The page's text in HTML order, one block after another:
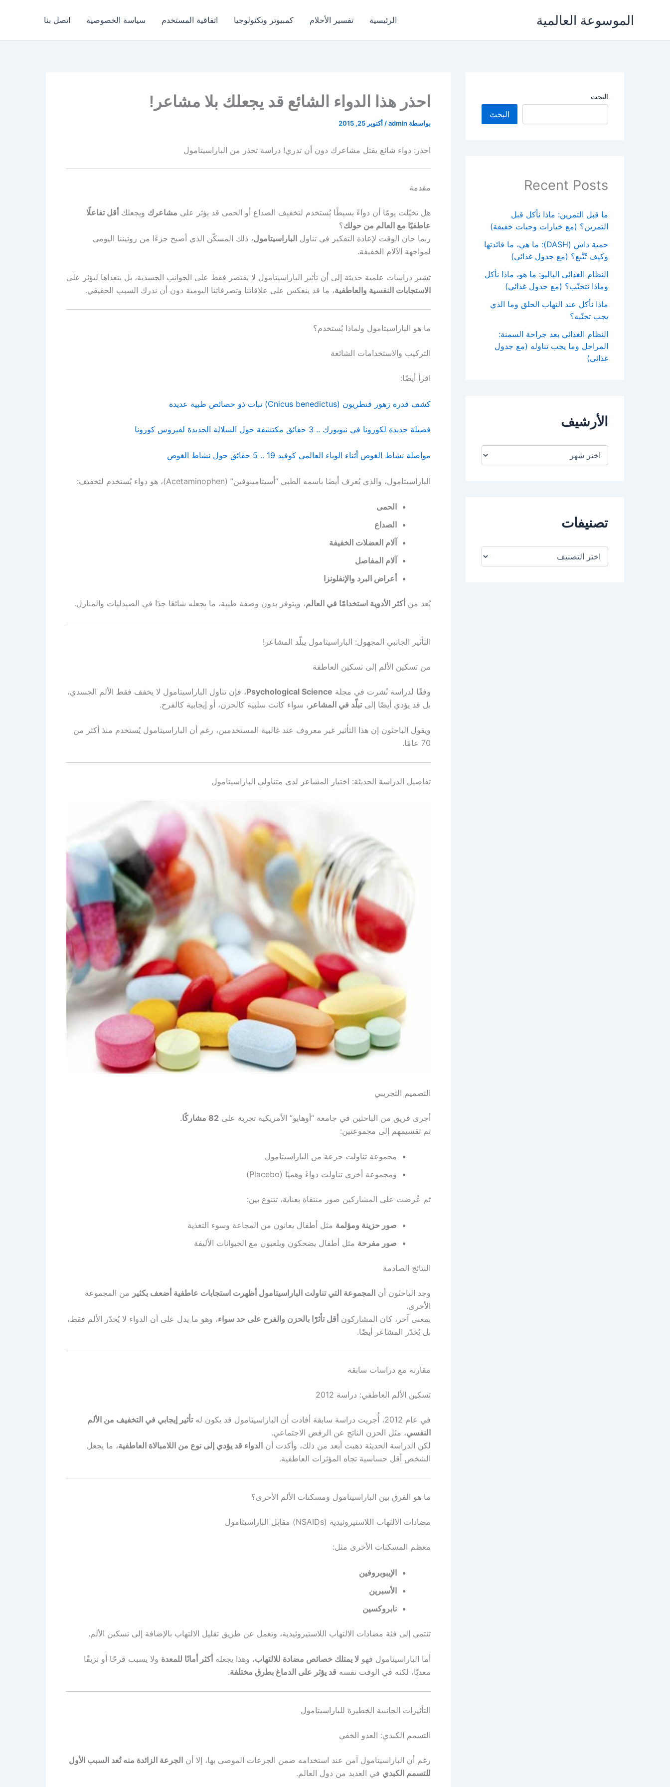
الموسوعة العالمية الرئيسية تفسير الأحلام كمبيوتر وتكنولوجيا اتفاقية المستخدم سياسة الخصوصية اتصل بنا
البحث
البحث
Recent Posts
ما قبل التمرين: ماذا نأكل قبل
التمرين؟ (مع خيارات وجبات خفيفة)
حمية داش (DASH): ما هي، ما فائدتها
وكيف تُتَّبع؟ (مع جدول غذائي)
النظام الغذائي الباليو: ما هو، ماذا نأكل
وماذا نتجنّب؟ (مع جدول غذائي)
ماذا نأكل عند التهاب الحلق وما الذي
يجب تجنّبه؟
النظام الغذائي بعد جراحة السمنة:
المراحل وما يجب تناوله (مع جدول
غذائي)
الأرشيف
تصنيفات
احذر هذا الدواء الشائع قد يجعلك بلا مشاعر!
بواسطة admin
/ أكتوبر 25, 2015
احذر: دواء شائع يقتل مشاعرك دون أن تدري! دراسة تحذر من الباراسيتامول
مقدمة
هل تخيّلت يومًا أن دواءً بسيطًا يُستخدم لتخفيف الصداع أو الحمى قد يؤثر على مشاعرك ويجعلك أقل تفاعلًا
عاطفيًا مع العالم من حولك؟
ربما حان الوقت لإعادة التفكير في تناول الباراسيتامول، ذلك المسكّن الذي أصبح جزءًا من روتيننا اليومي
لمواجهة الآلام الخفيفة.
تشير دراسات علمية حديثة إلى أن تأثير الباراسيتامول لا يقتصر فقط على الجوانب الجسدية، بل يتعداها ليؤثر على
الاستجابات النفسية والعاطفية، ما قد ينعكس على علاقاتنا وتصرفاتنا اليومية دون أن ندرك السبب الحقيقي.
ما هو الباراسيتامول ولماذا يُستخدم؟
التركيب والاستخدامات الشائعة
اقرأ أيضًا:
كشف قدرة زهور قنطريون (Cnicus benedictus) نبات ذو خصائص طبية عديدة
فصيلة جديدة لكورونا في نيويورك .. 3 حقائق مكتشفة حول السلالة الجديدة لفيروس كورونا
مواصلة نشاط الغوص أثناء الوباء العالمي كوفيد 19 .. 5 حقائق حول نشاط الغوص
الباراسيتامول، والذي يُعرف أيضًا باسمه الطبي “أسيتامينوفين” (Acetaminophen)، هو دواء يُستخدم لتخفيف:
الحمى
الصداع
آلام العضلات الخفيفة
آلام المفاصل
أعراض البرد والإنفلونزا
يُعد من أكثر الأدوية استخدامًا في العالم، ويتوفر بدون وصفة طبية، ما يجعله شائعًا جدًا في الصيدليات والمنازل.
التأثير الجانبي المجهول: الباراسيتامول يبلّد المشاعر!
من تسكين الألم إلى تسكين العاطفة
وفقًا لدراسة نُشرت في مجلة Psychological Science، فإن تناول الباراسيتامول لا يخفف فقط الألم الجسدي،
بل قد يؤدي أيضًا إلىتبلّد في المشاعر ، سواء كانت سلبية كالحزن، أو إيجابية كالفرح.
ويقول الباحثون إن هذا التأثير غير معروف عند غالبية المستخدمين، رغم أن الباراسيتامول يُستخدم منذ أكثر من
70 عامًا.
تفاصيل الدراسة الحديثة: اختبار المشاعر لدى متناولي الباراسيتامول
التصميم التجريبي
أجرى فريق من الباحثين في جامعة “أوهايو” الأمريكية تجربة على 82 مشاركًا
.
تم تقسيمهم إلى مجموعتين:
مجموعة تناولت جرعة من الباراسيتامول
ومجموعة أخرى تناولت دواءً وهميًا (Placebo)
ثم عُرضت على المشاركين صور منتقاة بعناية، تتنوع بين:
صور حزينة ومؤلمة مثل أطفال يعانون من المجاعة وسوء التغذية
صور مفرحة مثل أطفال يضحكون ويلعبون مع الحيوانات الأليفة
النتائج الصادمة
وجد الباحثون أن المجموعة التي تناولت الباراسيتامول أظهرت استجابات عاطفية أضعف بكثير من المجموعة
الأخرى.
بمعنى آخر، كان المشاركون أقل تأثرًا بالحزن والفرح على حد سواء، وهو ما يدل على أن الدواء لا يُخدّر الألم فقط،
بل يُخدّر المشاعر أيضًا.
مقارنة مع دراسات سابقة
تسكين الألم العاطفي: دراسة 2012
في عام 2012، أُجريت دراسة سابقة أفادت أن الباراسيتامول قد يكون له
تأثير إيجابي في التخفيف من الألم
النفسي، مثل الحزن الناتج عن الرفض الاجتماعي.
لكن الدراسة الحديثة ذهبت أبعد من ذلك، وأكدت أن الدواء قد يؤدي إلى نوع من اللامبالاة العاطفية، ما يجعل
الشخص أقل حساسية تجاه المؤثرات العاطفية.
ما هو الفرق بين الباراسيتامول ومسكنات الألم الأخرى؟
مضادات الالتهاب اللاستيروئيدية (NSAIDs) مقابل الباراسيتامول
معظم المسكنات الأخرى مثل:
الإيبوبروفين
الأسبرين
نابروكسين
تنتمي إلى فئة مضادات الالتهاب اللاستيروئيدية، وتعمل عن طريق تقليل الالتهاب بالإضافة إلى تسكين الألم.
أما الباراسيتامول فهو لا يمتلك خصائص مضادة للالتهاب، وهذا يجعله أكثر أمانًا للمعدة ولا يسبب قرحًا أو نزيفًا
معديًا، لكنه في الوقت نفسه قد يؤثر على الدماغ بطرق مختلفة.
التأثيرات الجانبية الخطيرة للباراسيتامول
التسمم الكبدي: العدو الخفي
رغم أن الباراسيتامول آمن عند استخدامه ضمن الجرعات الموصى بها، إلا أن الجرعة الزائدة منه تُعد السبب الأول
للتسمم الكبدي في العديد من دول العالم.